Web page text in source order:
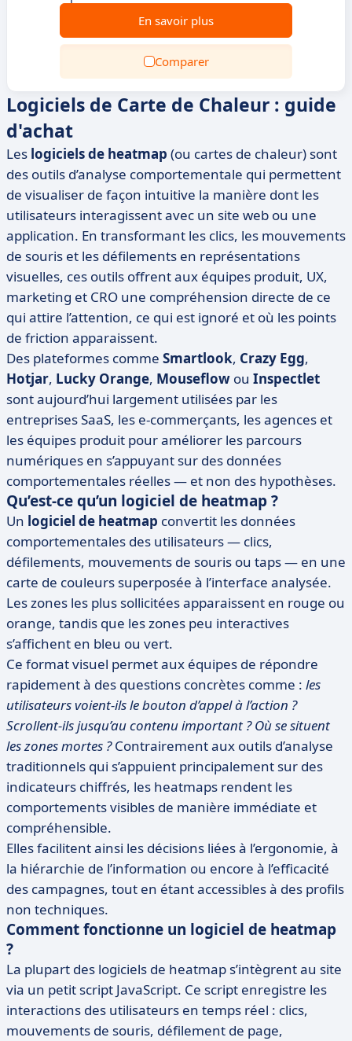
En savoir plus
Comparer
Logiciels de Carte de Chaleur : guide
d'achat
Les logiciels de heatmap (ou cartes de chaleur) sont
des outils d’analyse comportementale qui permettent
de visualiser de façon intuitive la manière dont les
utilisateurs interagissent avec un site web ou une
application. En transformant les clics, les mouvements
de souris et les défilements en représentations
visuelles, ces outils offrent aux équipes produit, UX,
marketing et CRO une compréhension directe de ce
qui attire l’attention, ce qui est ignoré et où les points
de friction apparaissent.
Des plateformes comme Smartlook, Crazy Egg,
Hotjar, Lucky Orange, Mouseflow ou Inspectlet
sont aujourd’hui largement utilisées par les
entreprises SaaS, les e-commerçants, les agences et
les équipes produit pour améliorer les parcours
numériques en s’appuyant sur des données
comportementales réelles — et non des hypothèses.
Qu’est-ce qu’un logiciel de heatmap ?
Un logiciel de heatmap convertit les données
comportementales des utilisateurs — clics,
défilements, mouvements de souris ou taps — en une
carte de couleurs superposée à l’interface analysée.
Les zones les plus sollicitées apparaissent en rouge ou
orange, tandis que les zones peu interactives
s’affichent en bleu ou vert.
Ce format visuel permet aux équipes de répondre
rapidement à des questions concrètes comme : les
utilisateurs voient-ils le bouton d’appel à l’action ?
Scrollent-ils jusqu’au contenu important ? Où se situent
les zones mortes ?Contrairement aux outils d’analyse
traditionnels qui s’appuient principalement sur des
indicateurs chiffrés, les heatmaps rendent les
comportements visibles de manière immédiate et
compréhensible.
Elles facilitent ainsi les décisions liées à l’ergonomie, à
la hiérarchie de l’information ou encore à l’efficacité
des campagnes, tout en étant accessibles à des profils
non techniques.
Comment fonctionne un logiciel de heatmap
?
La plupart des logiciels de heatmap s’intègrent au site
via un petit script JavaScript. Ce script enregistre les
interactions des utilisateurs en temps réel : clics,
mouvements de souris, défilement de page,